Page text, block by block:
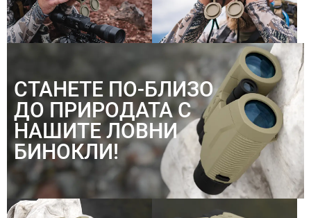
СТАНЕТЕ ПО-БЛИЗО
ДО ПРИРОДАТА С
НАШИТЕ ЛОВНИ
БИНОКЛИ!